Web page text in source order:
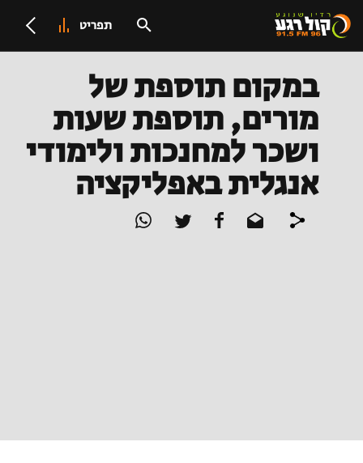
תפריט
במקום תוספת של
מורים, תוספת שעות
ושכר למחנכות ולימודי
אנגלית באפליקציה